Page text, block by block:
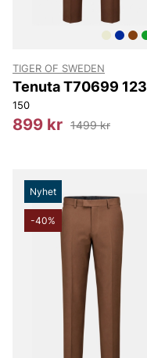
TIGER OF SWEDEN
Tenuta T70699 123
150
899 kr 1499 kr
Nyhet
-40%